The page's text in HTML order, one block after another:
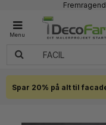
Click
Spar 20% på alt til